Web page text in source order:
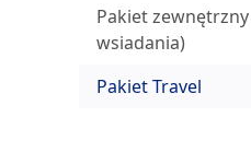
Pakiet
wsiadania)
Pakiet Travel